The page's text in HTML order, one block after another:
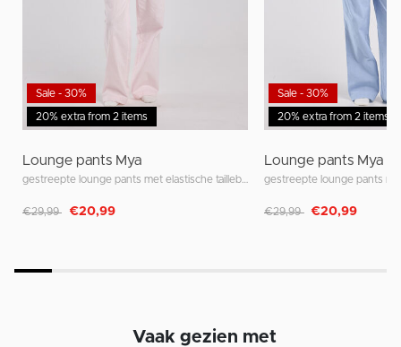
20% extra from 2 items
Sale - 30%
Lounge pants Mya
Afgeprijsd van
€29,99 naar
€20,99
20% extra from 2 items
Sale - 30%
Lounge pants Mya
Afgeprijsd van
€29,99 naar
€20,99
Vaak gezien met